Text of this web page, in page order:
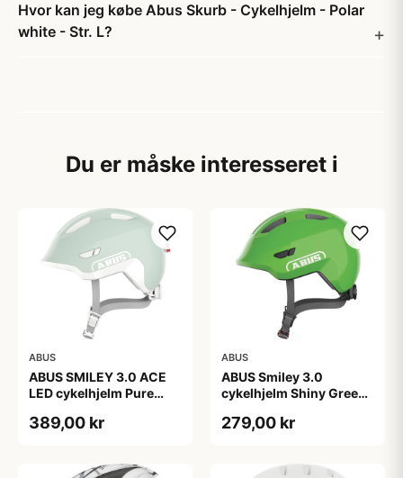
Hvor kan jeg købe Abus Skurb - Cykelhjelm - Polar
white - Str. L?
Du er måske interesseret i
ABUS
ABUS SMILEY 3.0 ACE
LED cykelhjelm Pure
389,00 kr
ABUS
ABUS Smiley 3.0
cykelhjelm Shiny Green
cm)
279,00 kr